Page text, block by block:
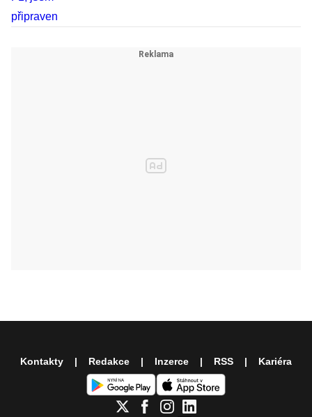
Kontakty Redakce Inzerce RSS Kariéra